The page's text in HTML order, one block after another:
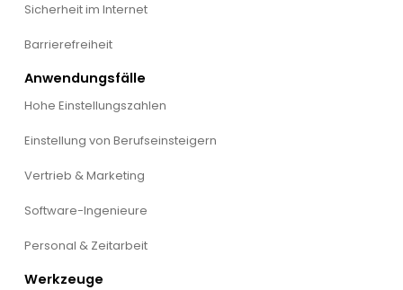
Sicherheit im Internet
Barrierefreiheit
Anwendungsfälle
Hohe Einstellungszahlen
Einstellung von Berufseinsteigern
Vertrieb & Marketing
Software-Ingenieure
Personal & Zeitarbeit
Werkzeuge